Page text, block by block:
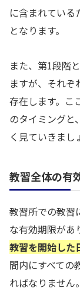
に含まれている
となります。
また、第1段階
ますが、それ
存在します。こ
のタイミングと
く見ていきまし
教習全体の有
教習所での教習
な有効期限があ
教習を開始した
間内にすべての
ればなりません。